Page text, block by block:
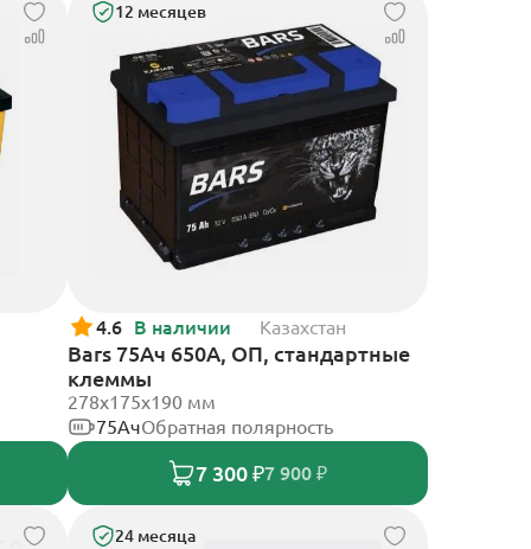
12 месяцев
4.6 В наличии Казахстан
Bars 75Ач 650А, ОП, стандартные
клеммы
278х175х190 мм
75АчОбратная полярность
7 300 ₽7 900 ₽
24 месяца